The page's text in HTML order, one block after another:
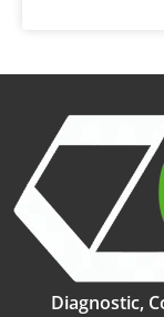
Diagnostic,